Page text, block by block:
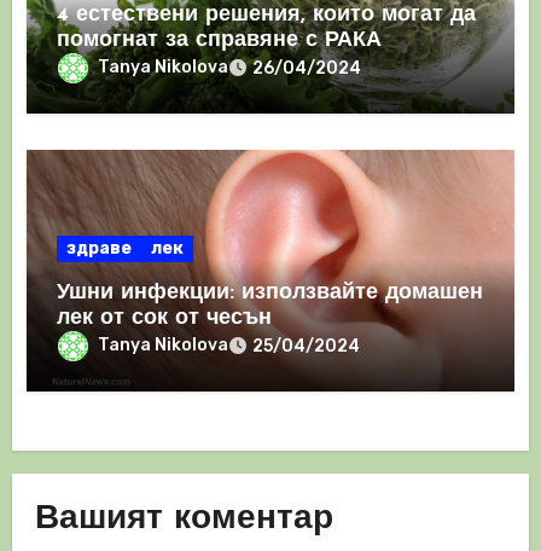
4 естествени решения, които могат да
помогнат за справяне с РАКА
Tanya Nikolova 26/04/2024
здраве лек
Ушни инфекции: използвайте домашен
лек от сок от чесън
Tanya Nikolova 25/04/2024
Вашият коментар